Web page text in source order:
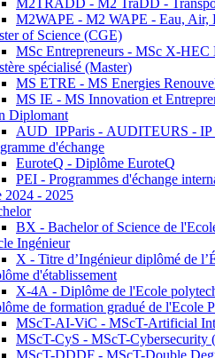
M2TRADD - M2 TraDD -
M2WAPE - M2 WAPE - Eau, Air,
of Science (CGE)
MSc Entrepreneurs - MSc X-HEC
spécialisé (Master)
MS ETRE - MS Energies
MS IE - MS Innovation et
Diplomant
AUD_IPParis - AUDITEURS - IP
d'échange
EuroteQ - Diplôme EuroteQ
PEI - Programmes d'échange
2024 - 2025
BX - Bachelor of Science de
Ingénieur
X - Titre d’Ingénieur diplômé de
d'établissement
X-4A - Diplôme de l'Ecole
de formation gradué de l'Ecole
MScT-AI-ViC - MScT-Artificial
MScT-CyS - MScT-Cybersecurity
MScT-DDDF - MScT-Double